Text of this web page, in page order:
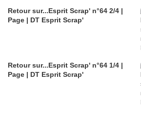
Retour sur...Esprit Scrap' n°64 2/4 |
Page | DT Esprit Scrap'
Retour sur...Esprit Scrap' n°64 1/4 |
Page | DT Esprit Scrap'